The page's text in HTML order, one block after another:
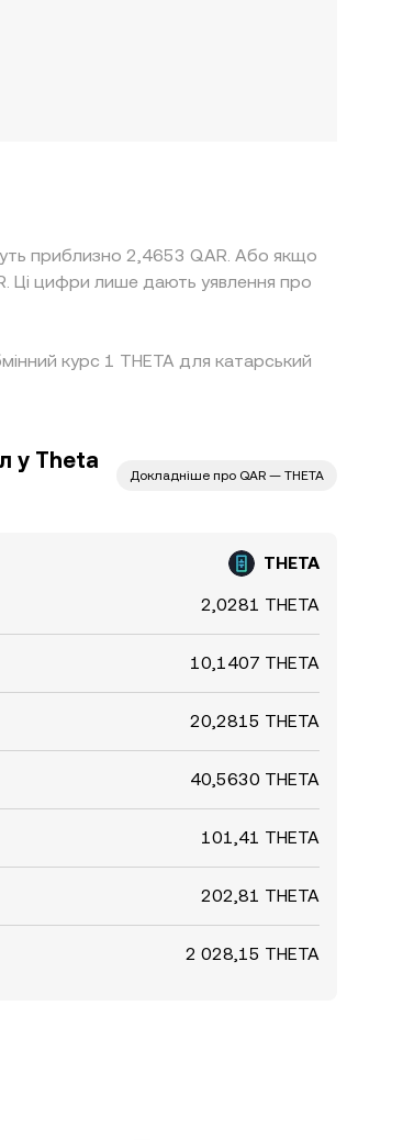
приблизно 2,4653 QAR. Або якщо
курс 1 THETA для катарський
у Theta
Докладніше про QAR — THETA
THETA
2,0281 THETA
10,1407 THETA
20,2815 THETA
40,5630 THETA
101,41 THETA
202,81 THETA
2 028,15 THETA